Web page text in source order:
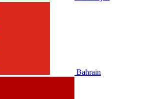
Bahrain